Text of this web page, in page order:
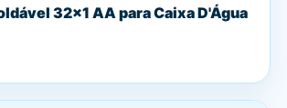
32x1 AA para Caixa D'Água